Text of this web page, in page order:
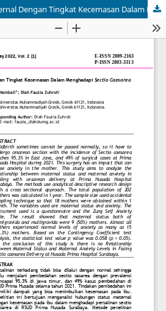
Hubungan Status Maternal Dengan Tingkat Kecemasan Dalam Menghadapi Sectio Caesarea